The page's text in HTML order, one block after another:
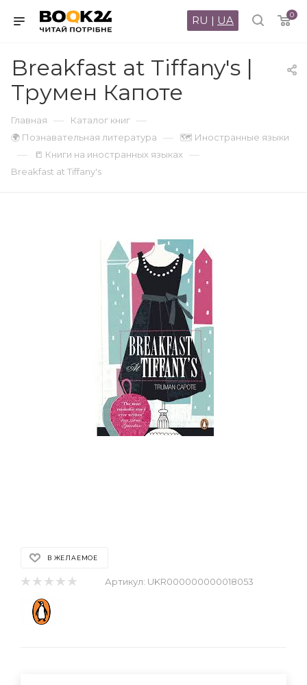
0
RU | UA
Breakfast at Tiffany's |
Трумен Капоте
Главная — Каталог книг —
🌍 Познавательная литература — 🗺 Иностранные языки
— 📒 Книги на иностранных языках —
Breakfast at Tiffany's
В ЖЕЛАЕМОЕ
Артикул: UKR000000000018053